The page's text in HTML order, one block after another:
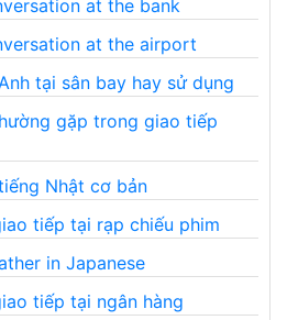
at the bank
at the airport
tại sân bay hay sử dụng
gặp trong giao tiếp
Nhật cơ bản
tiếp tại rạp chiếu phim
in Japanese
tiếp tại ngân hàng